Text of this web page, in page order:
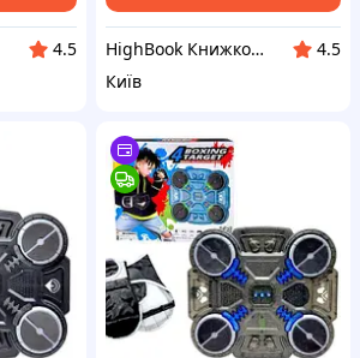
4.5
HighBook Книжкова крамниця
4.5
Київ